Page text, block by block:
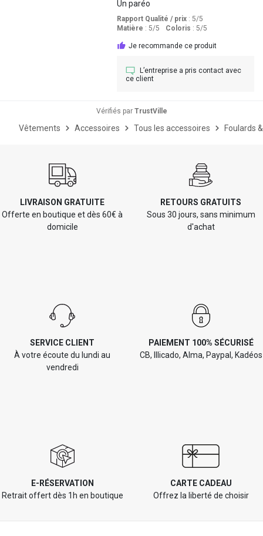
Un paréo
Rapport Qualité / prix: 5/5
Matière : 5/5 Coloris : 5/5
Je recommande ce produit
L’entreprise a pris contact avec
ce client
Vérifiés par TrustVille
Vêtements Accessoires Tous les accessoires Foulards
LIVRAISON GRATUITE
Offerte en boutique et dès 60€ à
domicile
RETOURS GRATUITS
Sous 30 jours, sans minimum
d'achat
SERVICE CLIENT
À votre écoute du lundi au
vendredi
PAIEMENT 100% SÉCURISÉ
CB, Illicado, Alma, Paypal, Kadéos
E-RÉSERVATION
Retrait offert dès 1h en boutique
CARTE CADEAU
Offrez la liberté de choisir